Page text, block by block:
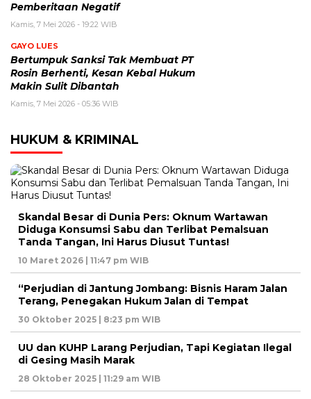
Pemberitaan Negatif
Kamis, 7 Mei 2026 - 19:22 WIB
GAYO LUES
Bertumpuk Sanksi Tak Membuat PT
Rosin Berhenti, Kesan Kebal Hukum
Makin Sulit Dibantah
Kamis, 7 Mei 2026 - 05:36 WIB
HUKUM & KRIMINAL
Skandal Besar di Dunia Pers: Oknum Wartawan
Diduga Konsumsi Sabu dan Terlibat Pemalsuan
Tanda Tangan, Ini Harus Diusut Tuntas!
10 Maret 2026 | 11:47 pm WIB
“Perjudian di Jantung Jombang: Bisnis Haram Jalan
Terang, Penegakan Hukum Jalan di Tempat
30 Oktober 2025 | 8:23 pm WIB
UU dan KUHP Larang Perjudian, Tapi Kegiatan Ilegal
di Gesing Masih Marak
28 Oktober 2025 | 11:29 am WIB